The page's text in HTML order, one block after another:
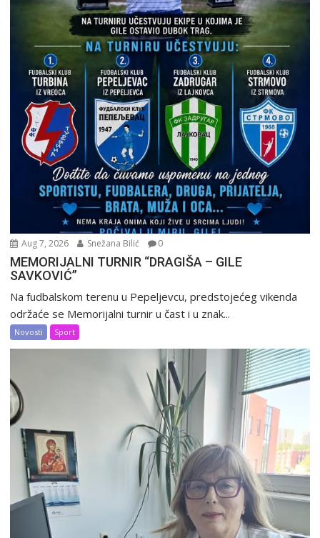
Aug 7, 2026 Snežana Bilić 0
MEMORIJALNI TURNIR “DRAGIŠA – GILE
SAVKOVIĆ”
Na fudbalskom terenu u Pepeljevcu, predstojećeg vikenda
održaće se Memorijalni turnir u čast i u znak...
Novosti Sport